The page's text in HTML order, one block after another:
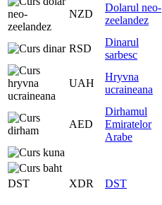
NZD
Dolarul neo-
zeelandez
RSD
Dinarul
sarbesc
UAH
Hryvna
ucraineana
AED
Dirhamul
Emiratelor
Arabe
DST
XDR DST